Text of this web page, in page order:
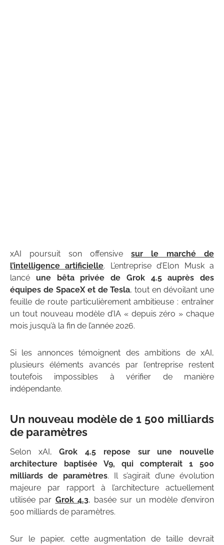
xAI poursuit son offensive sur le marché de
l’intelligence artificielle. L’entreprise d’Elon Musk a
lancé une bêta privée de Grok 4.5 auprès des
équipes de SpaceX et de Tesla, tout en dévoilant une
feuille de route particulièrement ambitieuse : entraîner
un tout nouveau modèle d’IA « depuis zéro » chaque
mois jusqu’à la fin de l’année 2026.
Si les annonces témoignent des ambitions de xAI,
plusieurs éléments avancés par l’entreprise restent
toutefois impossibles à vérifier de manière
indépendante.
Un nouveau modèle de 1 500 milliards
de paramètres
Selon xAI,Grok 4.5 repose sur une nouvelle
architecture baptisée V9, qui compterait 1 500
milliards de paramètres. Il s’agirait d’une évolution
majeure par rapport à l’architecture actuellement
utilisée par Grok 4.3, basée sur un modèle d’environ
500 milliards de paramètres.
Sur le papier, cette augmentation de taille devrait